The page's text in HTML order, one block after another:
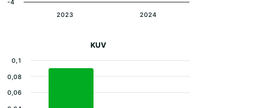
2023 2024
-4
KUV
0,06
0,08
0,1